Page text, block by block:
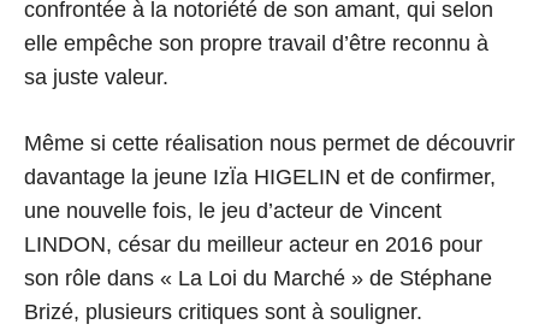
confrontée à la notoriété de son amant, qui selon
elle empêche son propre travail d’être reconnu à
sa juste valeur.
Même si cette réalisation nous permet de découvrir
davantage la jeune IzÏa HIGELIN et de confirmer,
une nouvelle fois, le jeu d’acteur de Vincent
LINDON, césar du meilleur acteur en 2016 pour
son rôle dans « La Loi du Marché » de Stéphane
Brizé, plusieurs critiques sont à souligner.